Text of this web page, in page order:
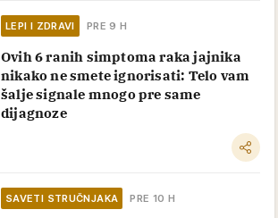
LEPI I ZDRAVI PRE 9 H
Ovih 6 ranih simptoma raka jajnika
nikako ne smete ignorisati: Telo vam
šalje signale mnogo pre same
dijagnoze
SAVETI STRUČNJAKA PRE 10 H